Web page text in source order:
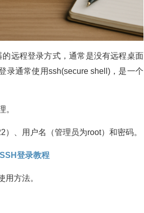
远程登录方式，通常是没有远程桌面
录通常使用ssh(secure shell)，是一个
。
、用户名（管理员为root）和密码。
登录教程
方法。